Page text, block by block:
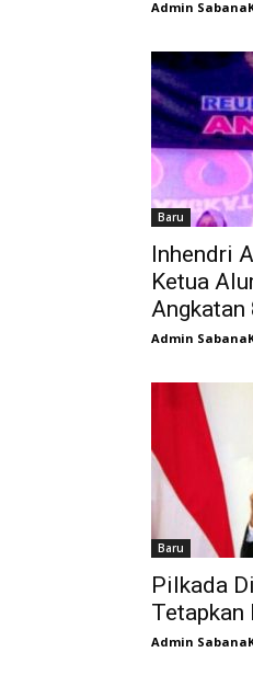
Admin
Baru
Inhendri
Ketua
Admin
Baru
Pilkada
Tetapkan
Admin